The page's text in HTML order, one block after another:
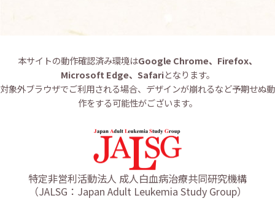
本サイトの動作確認済み環境はGoogle Chrome、Firefox、
Microsoft Edge、Safariとなります。
対象外ブラウザでご利用される場合、デザインが崩れるなど予期せぬ動
作をする可能性がございます。
特定非営利活動法人 成人白血病治療共同研究機構
（JALSG：Japan Adult Leukemia Study Group）